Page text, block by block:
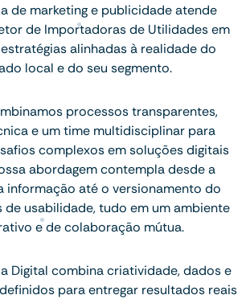
de marketing e publicidade atende
de Importadoras de Utilidades em
alinhadas à realidade do
local e do seu segmento.
processos transparentes,
e um time multidisciplinar para
complexos em soluções digitais
abordagem contempla desde a
informação até o versionamento do
de usabilidade, tudo em um ambiente
e de colaboração mútua.
Digital combina criatividade, dados e
para entregar resultados reais